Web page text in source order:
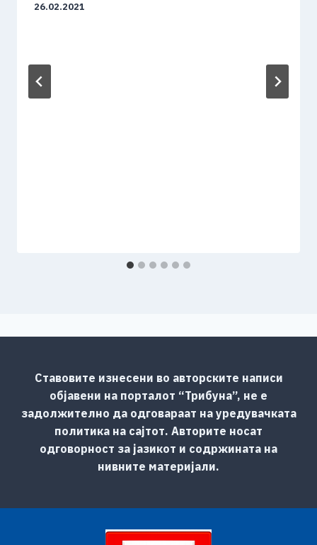
26.02.2021
Ставовите изнесени во авторските написи
објавени на порталот “Трибуна”, не е
задолжително да одговараат на уредувачката
политика на сајтот. Авторите носат
одговорност за јазикот и содржината на
нивните материјали.